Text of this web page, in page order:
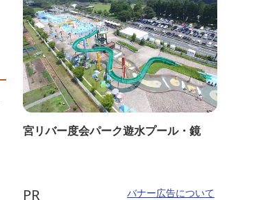
宮リバー度会パーク遊水プール・鏡
PR バナー広告について